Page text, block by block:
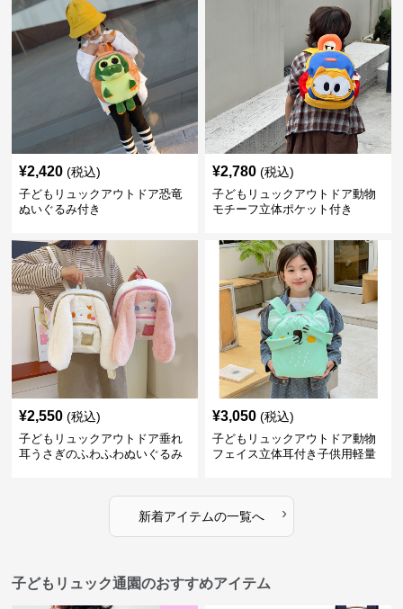
¥2,420 (税込)
子どもリュックアウトドア恐竜
ぬいぐるみ付き
¥2,780 (税込)
子どもリュックアウトドア動物
モチーフ立体ポケット付き
¥2,550 (税込)
子どもリュックアウトドア垂れ
耳うさぎのふわふわぬいぐるみ
¥3,050 (税込)
子どもリュックアウトドア動物
フェイス立体耳付き子供用軽量
新着アイテムの一覧へ ›
子どもリュック通園のおすすめアイテム